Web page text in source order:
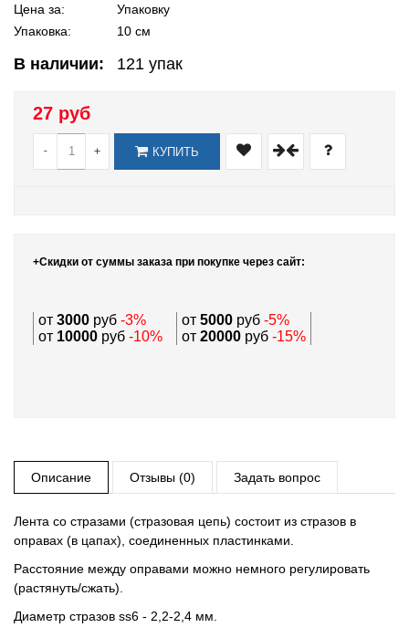
Цена за:
Упаковку
Упаковка:
10 см
В наличии: 121 упак
27 руб
- + КУПИТЬ
+Скидки от суммы заказа при покупке через сайт:
от 3000 руб -3% от 5000 руб -5%
от 10000 руб -10% от 20000 руб -15%
Описание Отзывы (0) Задать вопрос
Лента со стразами (стразовая цепь) состоит из стразов в
оправах (в цапах), соединенных пластинками.
Расстояние между оправами можно немного регулировать
(растянуть/сжать).
Диаметр стразов ss6 - 2,2-2,4 мм.